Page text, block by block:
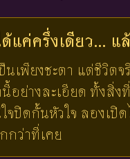
แค่ครึ่งเดียว... แ
เพียงชะตา แต่ชีวิตจ
นี้อย่างละเอียด ทั้ง
จปิดกั้นหัวใจ ลองเ
กว่าที่เคย